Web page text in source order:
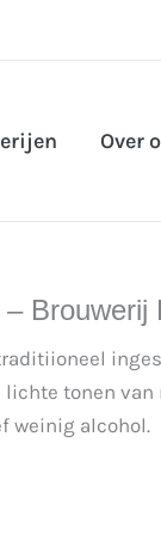
Over
Brouwerij
tonen
weinig alcohol.